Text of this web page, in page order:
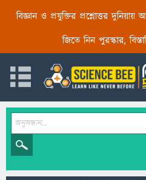
বিজ্ঞান ও প্রযুক্তির প্রশ্নোত্তর
জিতে নিন পুরস্কার,